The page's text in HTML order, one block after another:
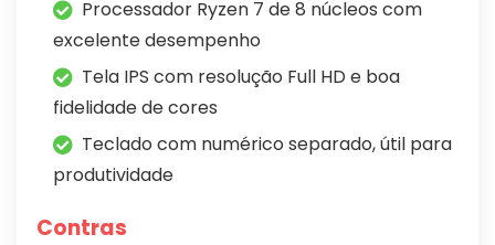
Processador Ryzen 7 de 8 núcleos com
excelente desempenho
Tela IPS com resolução Full HD e boa
fidelidade de cores
Teclado com numérico separado, útil para
produtividade
Contras